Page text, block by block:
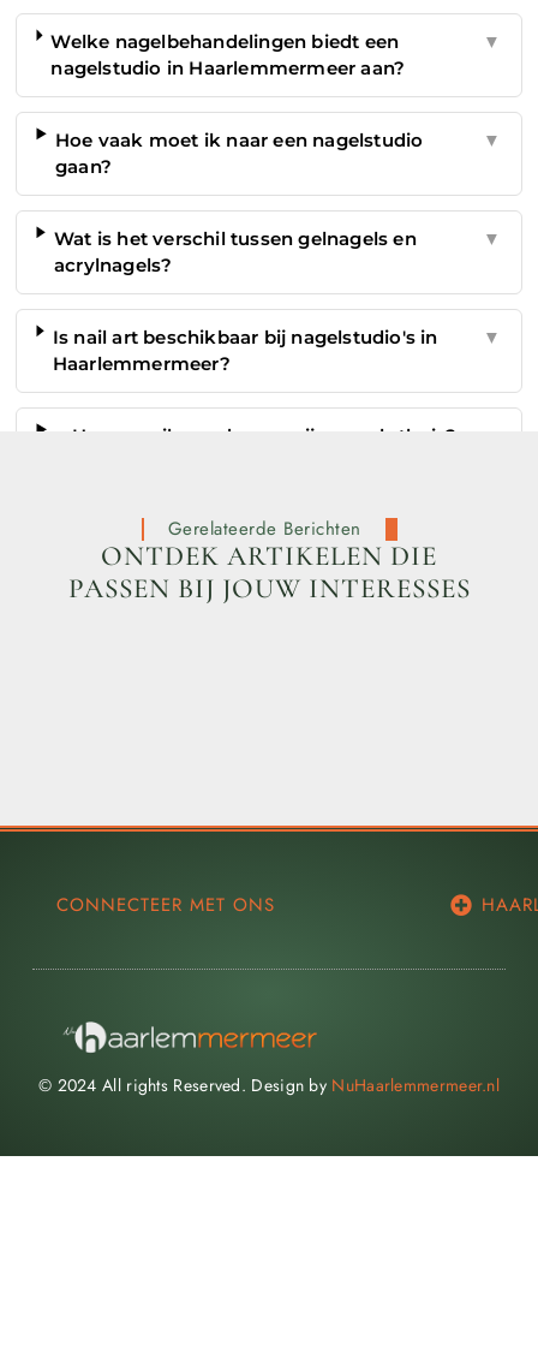
Welke nagelbehandelingen biedt een
nagelstudio in Haarlemmermeer aan?
▼
Hoe vaak moet ik naar een nagelstudio
gaan?
▼
Wat is het verschil tussen gelnagels en
acrylnagels?
▼
Is nail art beschikbaar bij nagelstudio's in
Haarlemmermeer?
▼
Hoe zorg ik goed voor mijn nagels thuis?
Gerelateerde Berichten
ONTDEK ARTIKELEN DIE
PASSEN BIJ JOUW INTERESSES
CONNECTEER MET ONS
© 2024 All rights Reserved. Design by NuHaarlemmermeer.nl